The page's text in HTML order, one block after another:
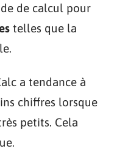
de calcul pour
telles que la
a tendance à
chiffres lorsque
petits. Cela